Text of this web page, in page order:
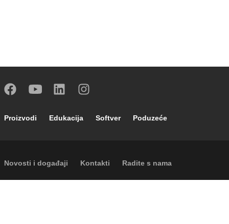
Footer main navigation
Proizvodi Edukacija Softver Poduzeće
Footer secondary navigation
Novosti i događaji Kontakti Radite s nama
Footer menu